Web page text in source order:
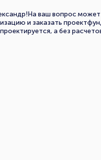
ваш вопрос
и заказать
а без